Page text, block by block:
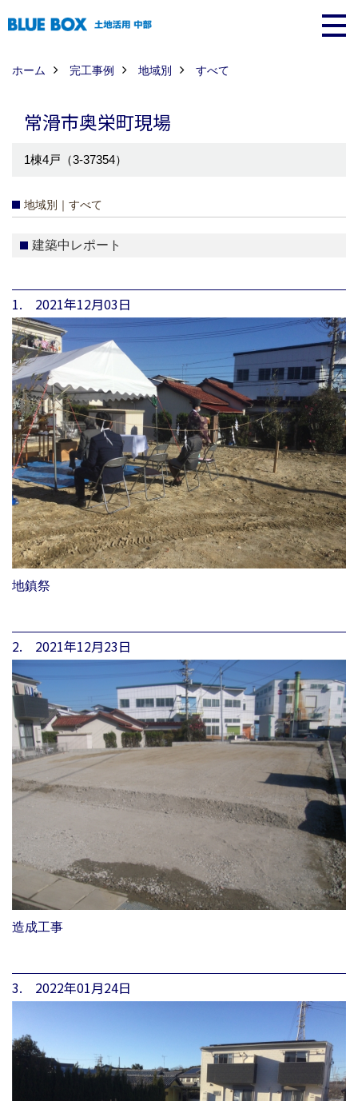
ホーム 完工事例 地域別 すべて
常滑市奥栄町現場
1棟4戸（3-37354）
地域別｜すべて
建築中レポート
1. 2021年12月03日
地鎮祭
2. 2021年12月23日
造成工事
3. 2022年01月24日